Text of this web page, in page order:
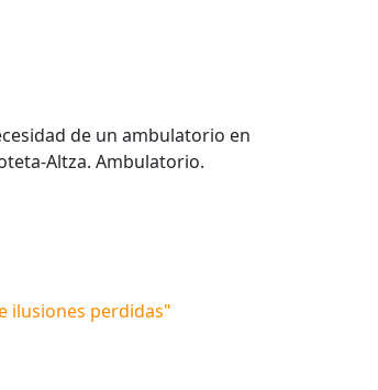
de un ambulatorio en
Altza. Ambulatorio.
ilusiones perdidas"